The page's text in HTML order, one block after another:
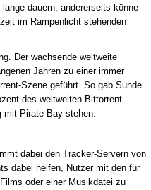
dauern, andererseits könne
im Rampenlicht stehenden
Der wachsende weltweite
Jahren zu einer immer
Szene geführt. So gab Sunde
des weltweiten Bittorrent-
mit Pirate Bay stehen.
dabei den Tracker-Servern von
dabei helfen, Nutzer mit den für
oder einer Musikdatei zu